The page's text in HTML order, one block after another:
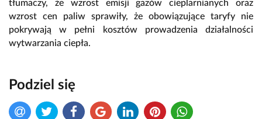
tłumaczy, że wzrost emisji gazów cieplarnianych oraz
wzrost cen paliw sprawiły, że obowiązujące taryfy nie
pokrywają w pełni kosztów prowadzenia działalności
wytwarzania ciepła.
Podziel się